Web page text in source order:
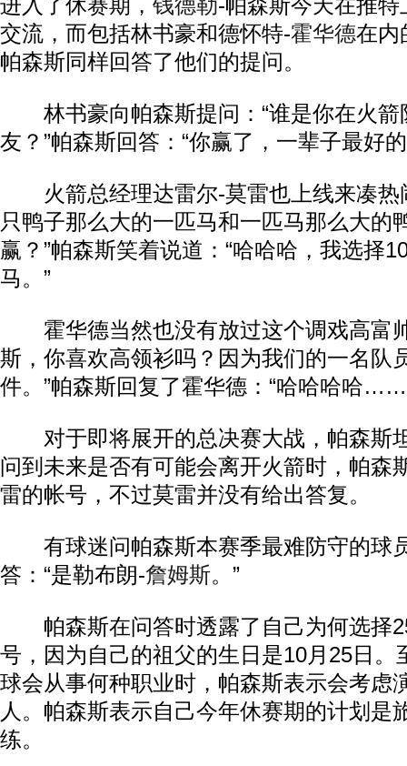
进入了休赛期， 钱德勒-帕森斯今天在推
交流，而包括林书豪和德怀特-霍华德在内
帕森斯同样回答了他们的提问。
林书豪向帕森斯提问：“谁是你在火箭
友？”帕森斯回答：“你赢了，一辈子最好
火箭总经理达雷尔-莫雷也上线来凑热
只鸭子那么大的一匹马和一匹马那么大的
赢？”帕森斯笑着说道：“哈哈哈，我选择
马。”
霍华德当然也没有放过这个调戏高富
斯，你喜欢高领衫吗？因为我们的一名队
件。”帕森斯回复了霍华德：“哈哈哈哈
对于即将展开的总决赛大战，帕森斯
问到未来是否有可能会离开火箭时，帕森
雷的帐号，不过莫雷并没有给出答复。
有球迷问帕森斯本赛季最难防守的球
答：“是勒布朗-詹姆斯。”
帕森斯在问答时透露了自己为何选择
号，因为自己的祖父的生日是10月25日。
球会从事何种职业时，帕森斯表示会考虑
人。帕森斯表示自己今年休赛期的计划是
练。